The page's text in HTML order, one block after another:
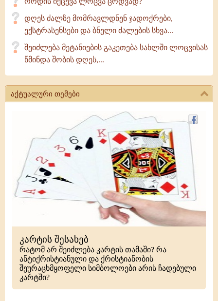
დღეს ძალზე მომრავლდნენ ჯადოქრები,
ექსტრასენსები და ბნელი ძალების სხვა...
შეიძლება მეტანიების გაკეთება სახლში ლოცვისას
წმინდა შობის დღეს,...
აქტუალური თემები
კარტის შესახებ
რატომ არ შეიძლება კარტის თამაში? რა
ანტიქრისტიანული და ქრისტიანობის
შეურაცხმყოფელი სიმბოლოები არის ჩადებული
კარტში?